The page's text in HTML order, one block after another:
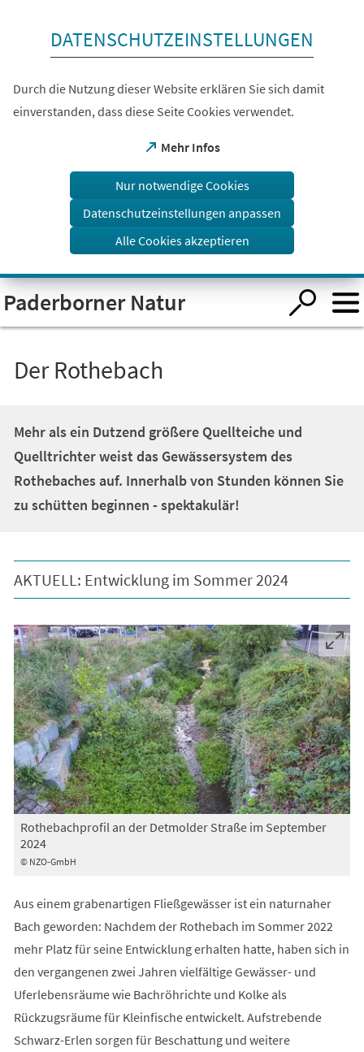
Visuelle
Assistenzsoftware
öffnen.
DATENSCHUTZEINSTELLUNGEN
Durch die Nutzung dieser Website erklären Sie sich damit
einverstanden, dass diese Seite Cookies verwendet.
Mehr Infos
(Öffnet
einem
Tab)
Nur notwendige Cookies
Datenschutzeinstellungen anpassen
Alle Cookies akzeptieren
Paderborner Natur
Der Rothebach
Mehr als ein Dutzend größere Quellteiche und
Quelltrichter weist das Gewässersystem des
Rothebaches auf. Innerhalb von Stunden können Sie
zu schütten beginnen - spektakulär!
AKTUELL: Entwicklung im Sommer 2024
© NZO-GmbH
Rothebachprofil an der Detmolder Straße im September
2024
Aus einem grabenartigen Fließgewässer ist ein naturnaher
Bach geworden: Nachdem der Rothebach im Sommer 2022
mehr Platz für seine Entwicklung erhalten hatte, haben sich in
den vergangenen zwei Jahren vielfältige Gewässer- und
Uferlebensräume wie Bachröhrichte und Kolke als
Rückzugsräume für Kleinfische entwickelt. Aufstrebende
Schwarz-Erlen sorgen für Beschattung und weitere